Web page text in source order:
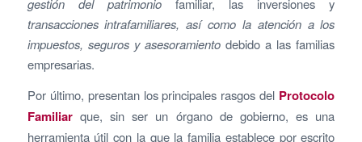
gestión del patrimoniofamiliar, las inversiones y
transacciones intrafamiliares, así como la atención a los
impuestos, seguros y asesoramientodebido a las familias
empresarias.
Por último, presentan los principales rasgos del Protocolo
Familiarque, sin ser un órgano de gobierno, es una
herramienta útil con la que la familia establece por escrito